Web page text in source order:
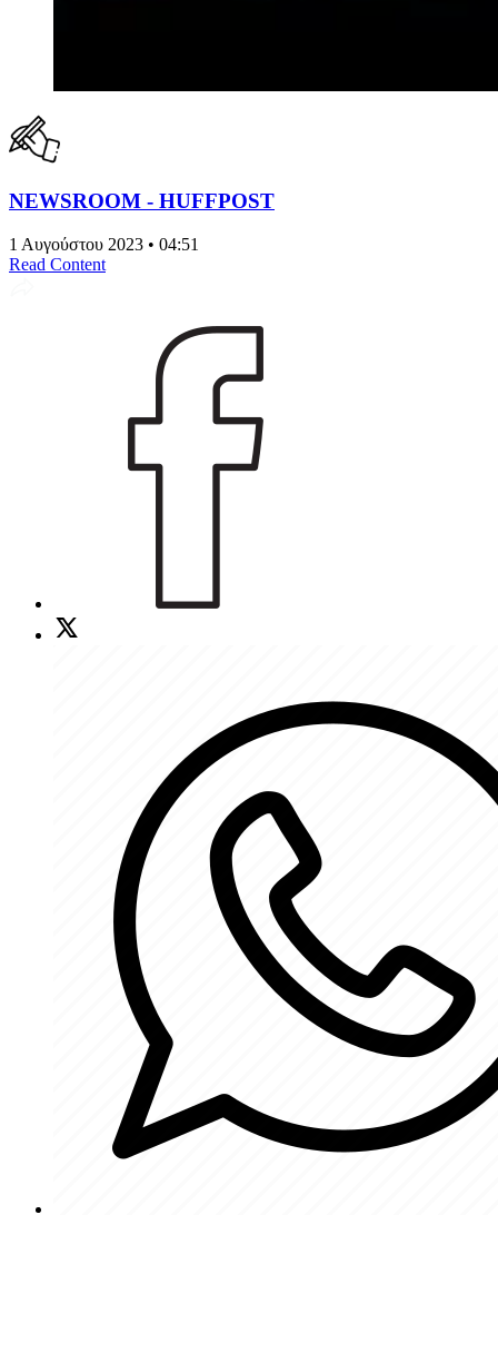
NEWSROOM - HUFFPOST
1 Αυγούστου 2023 • 04:51
Read Content